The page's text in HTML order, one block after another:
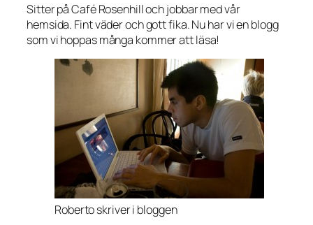
Sitter på Café Rosenhill och jobbar med vår
hemsida. Fint väder och gott fika. Nu har vi en blogg
som vi hoppas många kommer att läsa!
Roberto skriver i bloggen